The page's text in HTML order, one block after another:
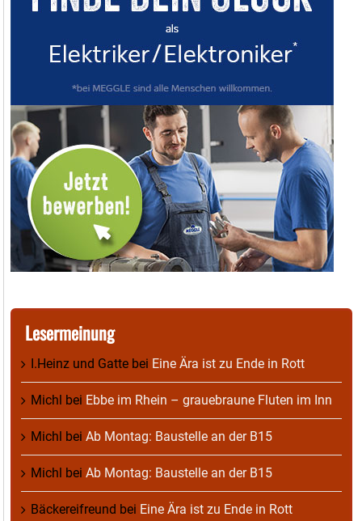
Lesermeinung
I.Heinz und Gatte bei Eine Ära ist zu Ende in Rott
Michl bei Ebbe im Rhein – grauebraune Fluten im Inn
Michl bei Ab Montag: Baustelle an der B15
Michl bei Ab Montag: Baustelle an der B15
Bäckereifreund bei Eine Ära ist zu Ende in Rott